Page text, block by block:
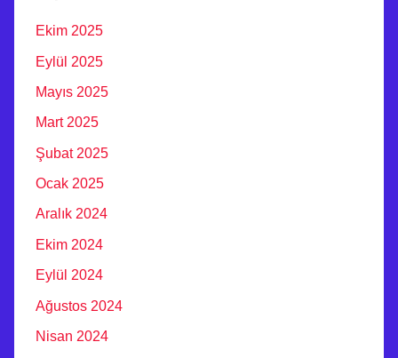
Ekim 2025
Eylül 2025
Mayıs 2025
Mart 2025
Şubat 2025
Ocak 2025
Aralık 2024
Ekim 2024
Eylül 2024
Ağustos 2024
Nisan 2024